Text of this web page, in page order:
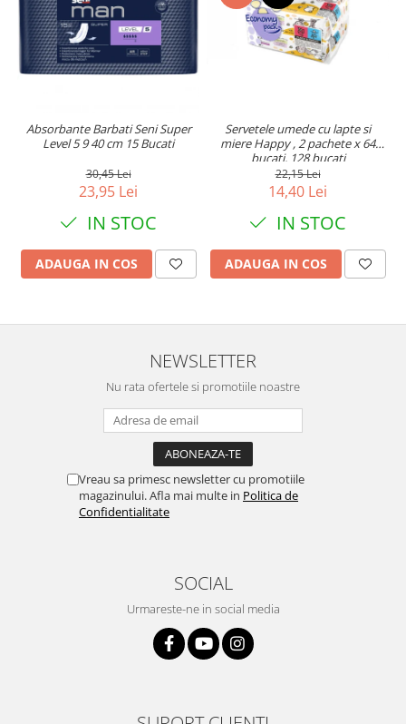
Absorbante Barbati Seni Super
Level 5 9 40 cm 15 Bucati
30,45 Lei
23,95 Lei
IN STOC
ADAUGA IN COS
Servetele umede cu lapte si
miere Happy , 2 pachete x 64
bucati, 128 bucati
22,15 Lei
14,40 Lei
IN STOC
ADAUGA IN COS
NEWSLETTER
Nu rata ofertele si promotiile noastre
Vreau sa primesc newsletter cu promotiile
magazinului. Afla mai multe in Politica de
Confidentialitate
SOCIAL
Urmareste-ne in social media